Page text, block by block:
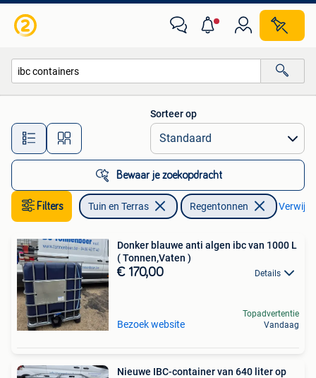
Alle afstanden…
Sorteer op
Bewaar je zoekopdracht
Filters Tuin en Terras Regentonnen
Donker blauwe anti algen ibc van 1000 L
( Tonnen,Vaten )
€ 170,00 Details
Bezoek website
Topadvertentie
Vandaag
Nieuwe IBC-container van 640 liter op